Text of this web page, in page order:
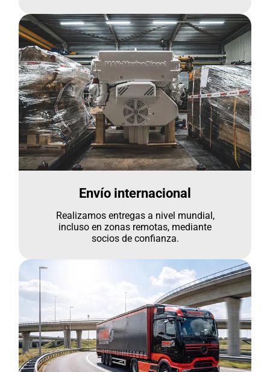
Envío internacional
Realizamos entregas a nivel mundial,
incluso en zonas remotas, mediante
socios de confianza.